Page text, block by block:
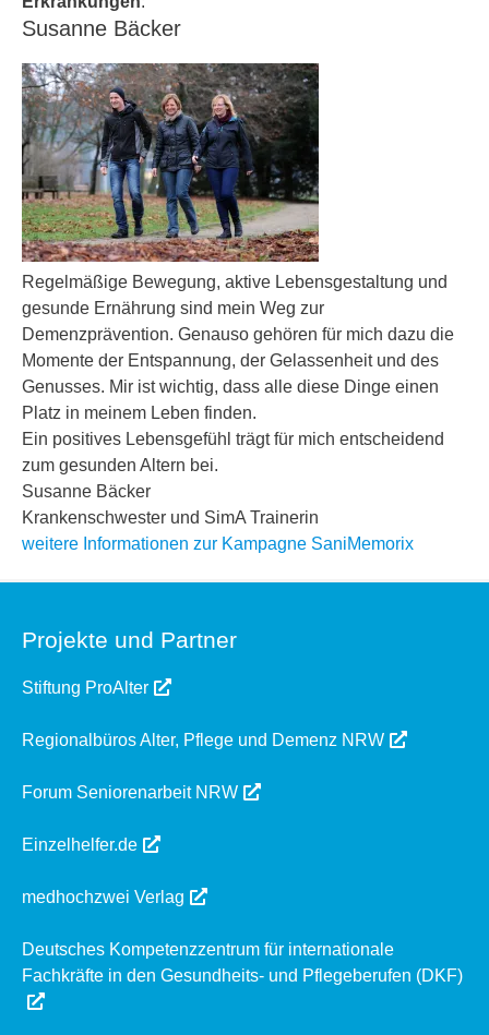
Susanne Bäcker
Regelmäßige Bewegung, aktive Lebensgestaltung und
gesunde Ernährung sind mein Weg zur
Demenzprävention. Genauso gehören für mich dazu die
Momente der Entspannung, der Gelassenheit und des
Genusses. Mir ist wichtig, dass alle diese Dinge einen
Platz in meinem Leben finden.
Ein positives Lebensgefühl trägt für mich entscheidend
zum gesunden Altern bei.
Susanne Bäcker
Krankenschwester und SimA Trainerin
weitere Informationen zur Kampagne SaniMemorix
Projekte und Partner
Stiftung ProAlter
Regionalbüros Alter, Pflege und Demenz NRW
Forum Seniorenarbeit NRW
Einzelhelfer.de
medhochzwei Verlag
Deutsches Kompetenzzentrum für internationale
Fachkräfte in den Gesundheits- und Pflegeberufen (DKF)